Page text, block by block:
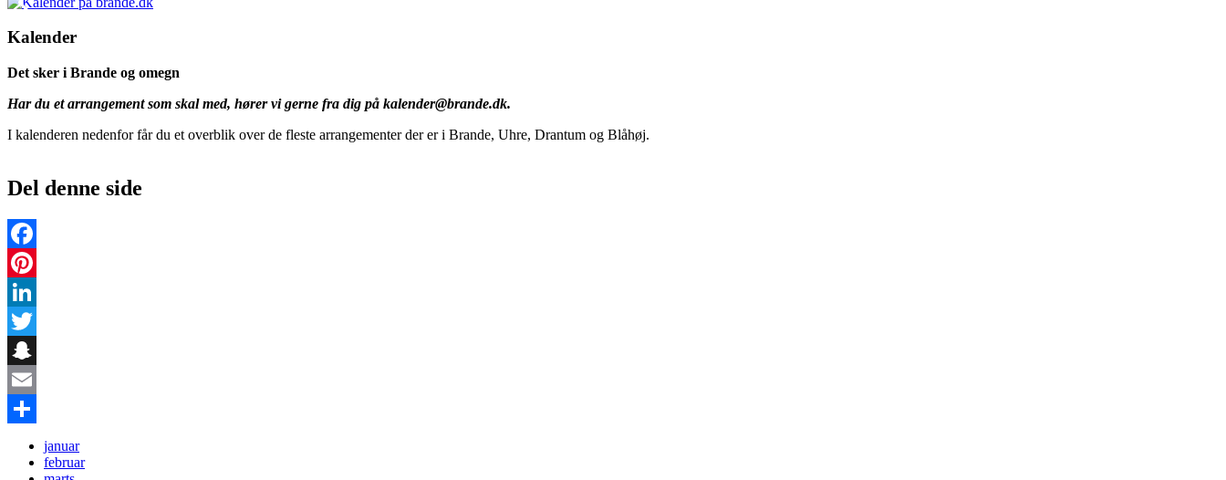
Kalender
Det sker i​ Brande og omegn
Har du et arrangement som skal med, hører vi gerne fra dig på kalender@brande.dk.
I kalenderen nedenfor får du et overblik over de fleste arrangementer der er i Brande, Uhre, Drantum og Blåhøj.
Del denne side
Facebook
Pinterest
LinkedIn
Twitter
Snapchat
Email
januar
februar